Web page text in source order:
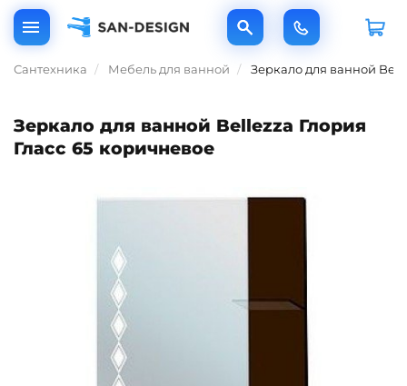
Сантехника Мебель для ванной Зеркало для ванной
Зеркало для ванной Bellezza Глория
Гласс 65 коричневое